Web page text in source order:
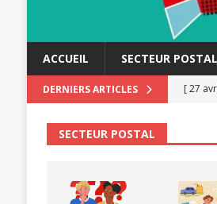
ACCUEIL SECTEUR POSTAL
DERNIERS ARTICLES [ 27
[ 23
[ 15
SECTEUR POSTAL